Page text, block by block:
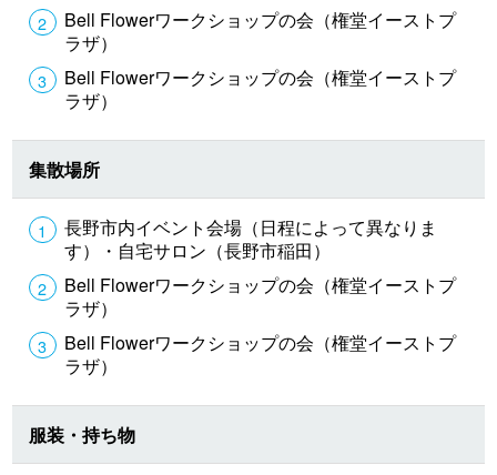
Bell Flowerワークショップの会（権堂イーストプ
ラザ）
Bell Flowerワークショップの会（権堂イーストプ
ラザ）
集散場所
長野市内イベント会場（日程によって異なりま
す）・自宅サロン（長野市稲田）
Bell Flowerワークショップの会（権堂イーストプ
ラザ）
Bell Flowerワークショップの会（権堂イーストプ
ラザ）
服装・持ち物